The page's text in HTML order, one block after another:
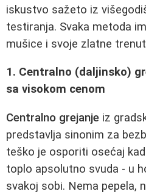
iskustvo sažeto iz
testiranja. Svaka metoda
mušice i svoje zlatne
1. Centralno (daljinsko)
sa visokom cenom
Centralno grejanje iz
predstavlja sinonim za
teško je osporiti osećaj
toplo apsolutno svuda - u
svakoj sobi. Nema pepela,